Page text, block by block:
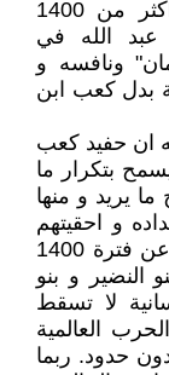
المدينة قبل ان تكون منورة أي قبل اكثر من 1400
عبد الله في
ونافسه و
بدل كعب ابن
ان حفيد كعب
بتكرار ما
يريد و منها
و احقيتهم
بارض المدينة المنورة مع الأرباح الواجبة عن فترة 1400
النضير و بنو
لا تسقط
العالمية
حدود. ربما